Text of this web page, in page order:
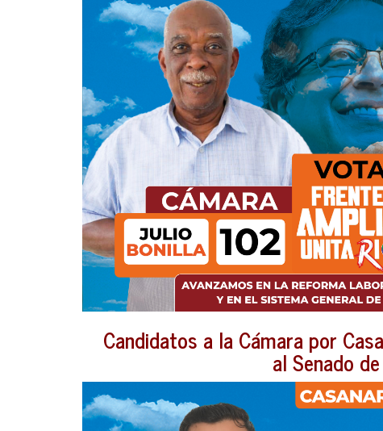
Candidatos a la Cámara por
al Senado